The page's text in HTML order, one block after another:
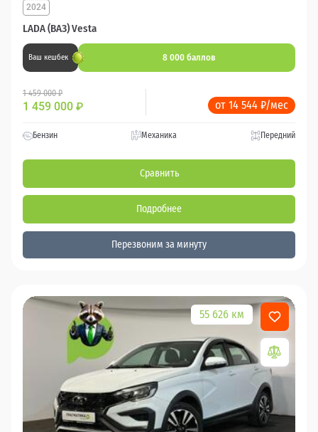
LADA (ВАЗ) Vesta
2024
Ваш кешбек 8 000 баллов
1 459 000 ₽
1 459 000 ₽ от 14 544 ₽/мес
Бензин Механика Передний
Сравнить
Подробнее
Перезвоним за минуту
55 626 км